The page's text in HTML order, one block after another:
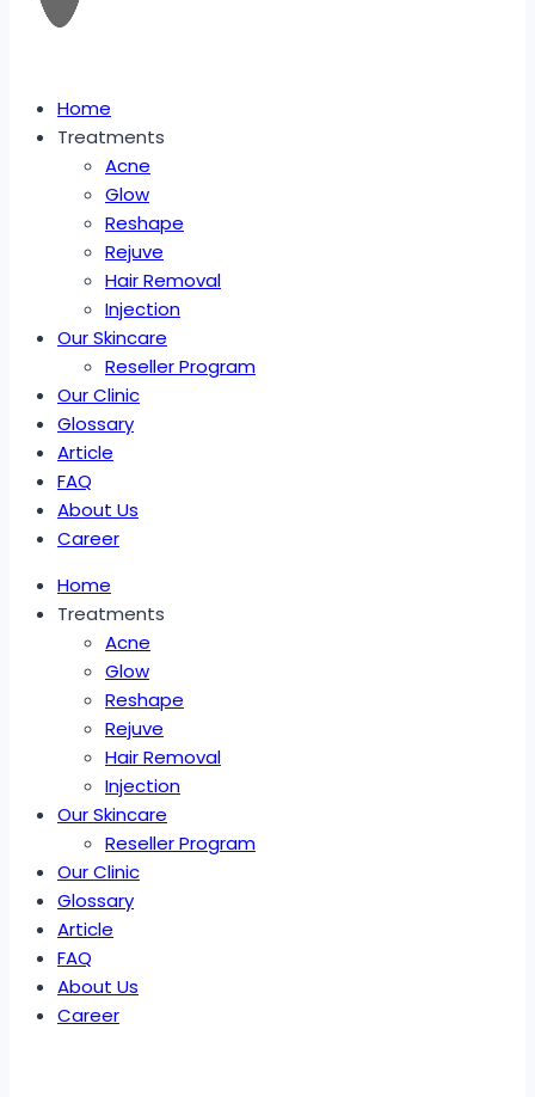
Home
Treatments
Acne
Glow
Reshape
Rejuve
Hair Removal
Injection
Our Skincare
Reseller Program
Our Clinic
Glossary
Article
FAQ
About Us
Career
Home
Treatments
Acne
Glow
Reshape
Rejuve
Hair Removal
Injection
Our Skincare
Reseller Program
Our Clinic
Glossary
Article
FAQ
About Us
Career